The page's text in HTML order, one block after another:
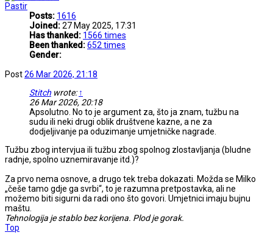
Pastir
Posts: 1616
Joined:27 May 2025, 17:31
Has thanked: 1566 times
Been thanked:652 times
Gender:
Post26 Mar 2026, 21:18
Stitch wrote: ↑
26 Mar 2026, 20:18
Apsolutno. No to je argument za, što ja znam, tužbu na
sudu ili neki drugi oblik društvene kazne, a ne za
dodjeljivanje pa oduzimanje umjetničke nagrade.
Tužbu zbog intervjua ili tužbu zbog spolnog zlostavljanja (bludne
radnje, spolno uznemiravanje itd.)?
Za prvo nema osnove, a drugo tek treba dokazati. Možda se Milko
„češe tamo gdje ga svrbi“, to je razumna pretpostavka, ali ne
možemo biti sigurni da radi ono što govori. Umjetnici imaju bujnu
maštu.
Tehnologija je stablo bez korijena. Plod je gorak.
Top